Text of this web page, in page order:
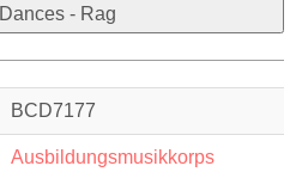
Dances - Rag
BCD7177
Ausbildungsmusikkorps